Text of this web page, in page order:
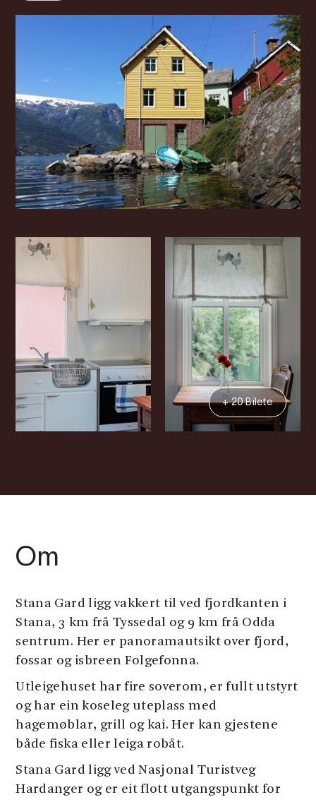
+ 20 Bilete
Om
Stana Gard ligg vakkert til ved fjordkanten i
Stana, 3 km frå Tyssedal og 9 km frå Odda
sentrum. Her er panoramautsikt over fjord,
fossar og isbreen Folgefonna.
Utleigehuset har fire soverom, er fullt utstyrt
og har ein koseleg uteplass med
hagemøblar, grill og kai. Her kan gjestene
både fiska eller leiga robåt.
Stana Gard ligg ved Nasjonal Turistveg
Hardanger og er eit flott utgangspunkt for